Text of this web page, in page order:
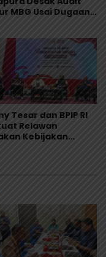
MBG Usai Dugaan
Tesar dan BPIP RI
Relawan
Kebijakan